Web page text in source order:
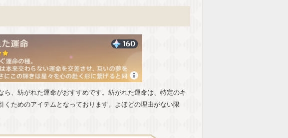
、紡がれた運命がおすすめです。紡がれた運命は、特定のキ
くためのアイテムとなっております。よほどの理由がない限